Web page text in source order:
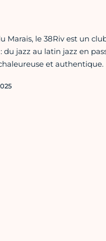
Marais, le 38Riv est un
du jazz au latin jazz en
et authentique.